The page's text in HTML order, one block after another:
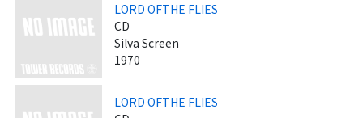
LORD OFTHE FLIES
CD
Silva Screen
1970
LORD OFTHE FLIES